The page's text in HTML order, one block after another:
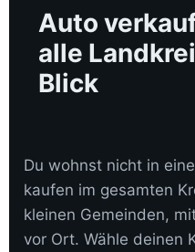
Auto
alle
Blick
Du wohnst nicht in
kaufen im gesamten
kleinen Gemeinden,
vor Ort. Wähle deinen